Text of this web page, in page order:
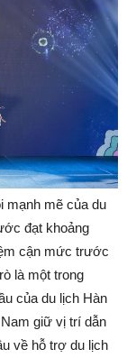
mạnh mẽ của du
đạt khoảng
cận mức trước
là một trong
của du lịch Hàn
giữ vị trí dẫn
về hỗ trợ du lịch